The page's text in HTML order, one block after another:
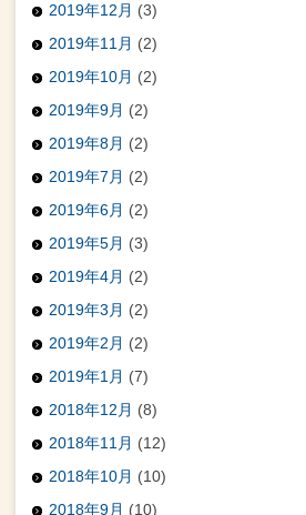
2019年12月 (3)
2019年11月 (2)
2019年10月 (2)
2019年9月 (2)
2019年8月 (2)
2019年7月 (2)
2019年6月 (2)
2019年5月 (3)
2019年4月 (2)
2019年3月 (2)
2019年2月 (2)
2019年1月 (7)
2018年12月 (8)
2018年11月 (12)
2018年10月 (10)
2018年9月 (10)